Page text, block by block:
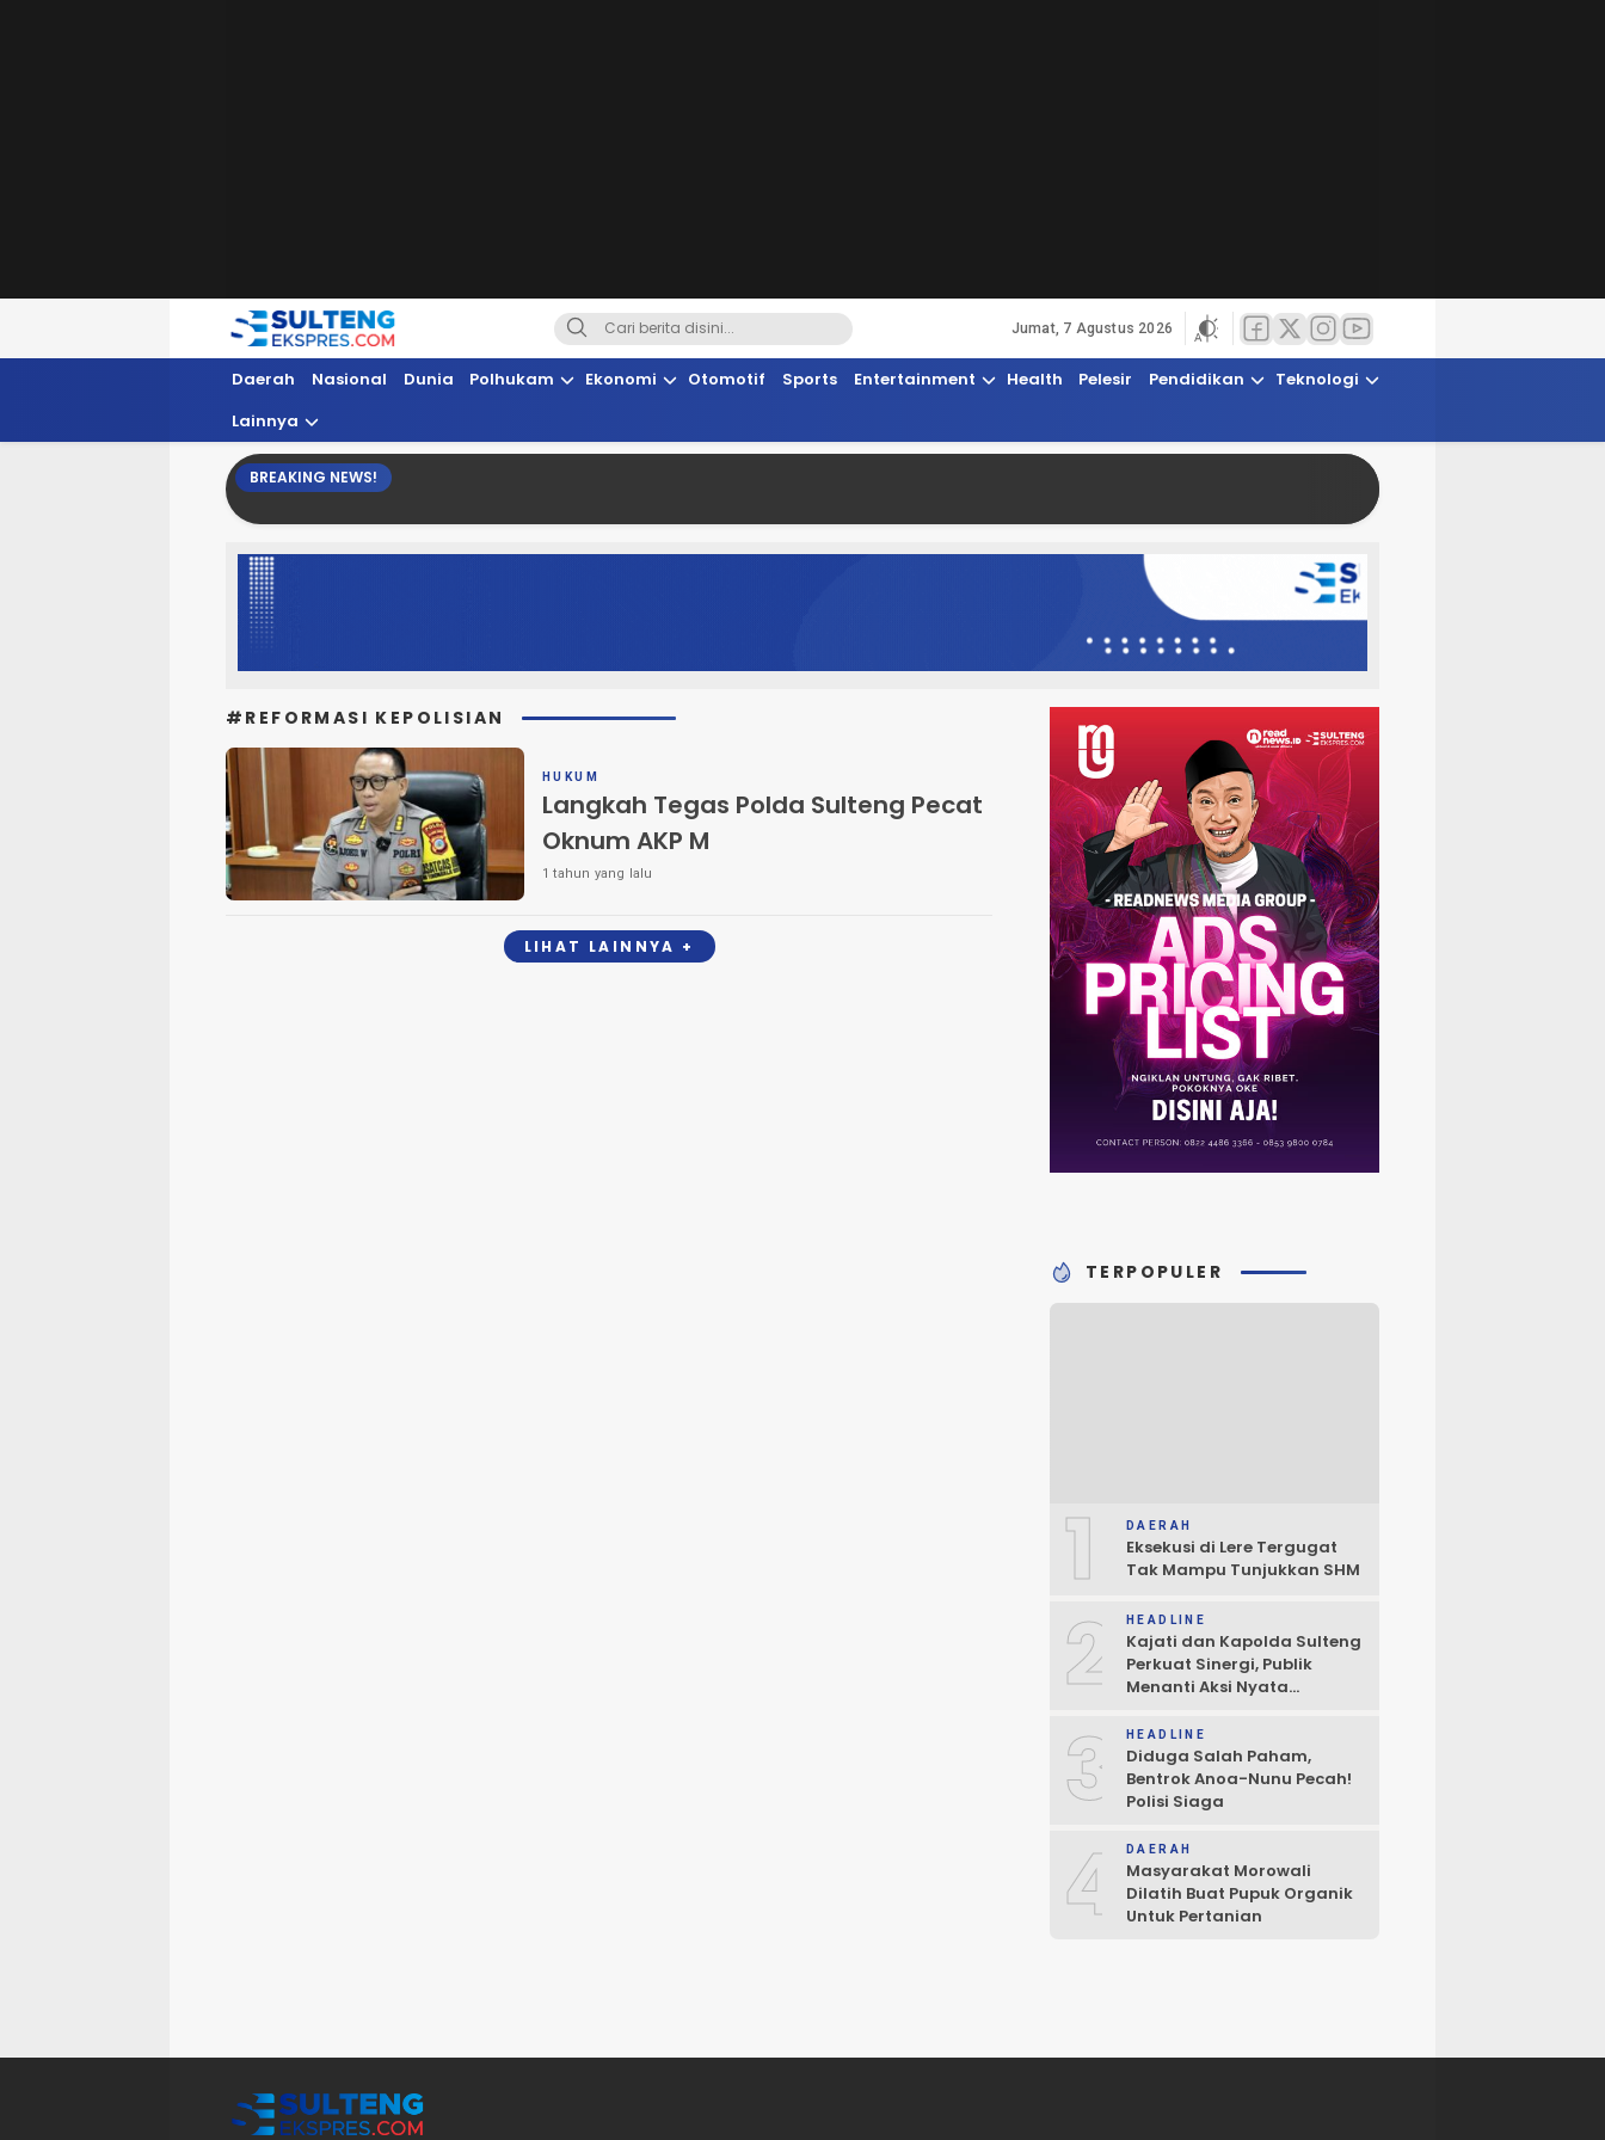
Sultengekspres.com
Berita Seputar Sulteng Hari Ini, Update Terkini, Suaranya Rakyat Sulteng
Jumat, 7 Agustus 2026
Daerah Nasional Dunia Polhukam Ekonomi Otomotif Sports Entertainment Health Pelesir Pendidikan
Teknologi
Lainnya
BREAKING NEWS!
#REFORMASI KEPOLISIAN
HUKUM
Langkah Tegas Polda Sulteng Pecat
Oknum AKP M
1 tahun yang lalu
LIHAT LAINNYA +
TERPOPULER
1 DAERAH
Eksekusi di Lere Tergugat
Tak Mampu Tunjukkan SHM
2 HEADLINE
Kajati dan Kapolda Sulteng
Perkuat Sinergi, Publik
Menanti Aksi Nyata
3 HEADLINE
Diduga Salah Paham,
Bentrok Anoa-Nunu Pecah!
Polisi Siaga
4 DAERAH
Masyarakat Morowali
Dilatih Buat Pupuk Organik
Untuk Pertanian